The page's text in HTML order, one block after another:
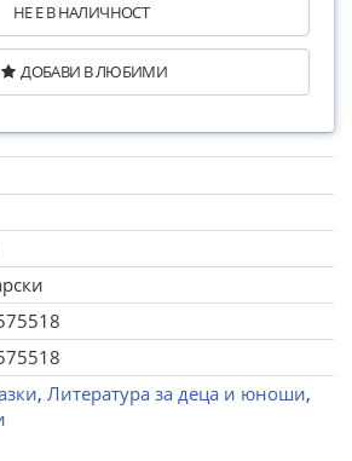
НЕ Е В НАЛИЧНОСТ
ДОБАВИ В ЛЮБИМИ
, Литература за деца и юноши,